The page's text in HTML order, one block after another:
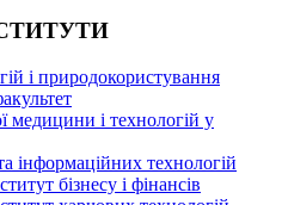
і природокористування
медицини і технологій у
інформаційних технологій
бізнесу і фінансів